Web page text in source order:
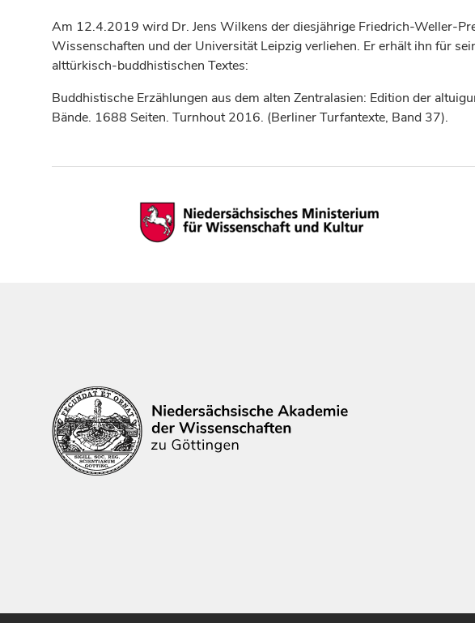
Am 12.4.2019 wird Dr. Jens Wilkens der diesjährige Friedrich-Weller-
Wissenschaften und der Universität Leipzig verliehen. Er erhält ihn für
alttürkisch-buddhistischen Textes:
Buddhistische Erzählungen aus dem alten Zentralasien: Edition der
Bände. 1688 Seiten. Turnhout 2016. (Berliner Turfantexte, Band 37).